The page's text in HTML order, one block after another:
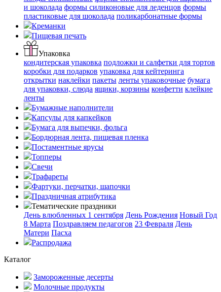
и шоколада формы силиконовые для леденцов формы
пластиковые для шоколада поликарбонатные формы
Креманки
Пищевая печать
Упаковка
кондитерская упаковка подложки и салфетки для тортов
коробки для подарков упаковка для кейтеринга
открытки наклейки пакеты ленты упаковочные бумага
для упаковки, слюда ящики, корзины конфетти клейкие
ленты
Бумажные наполнители
Капсулы для капкейков
Бумага для выпечки, фольга
Бордюрная лента, пищевая пленка
Постаментные ярусы
Топперы
Свечи
Трафареты
Фартуки, перчатки, шапочки
Праздничная атрибутика
Тематические праздники
День влюбленных 1 сентября День Рождения Новый Год
8 Марта Поздравляем педагогов 23 Февраля День
Матери Пасха
Распродажа
Каталог
Замороженные десерты
Молочные продукты